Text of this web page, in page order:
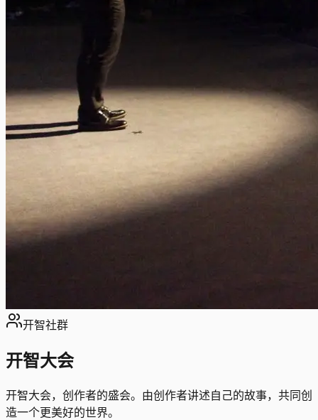
开智社群
开智大会
开智大会，创作者的盛会。 由创作者讲述自己的故事，共同创
造一个更美好的世界。